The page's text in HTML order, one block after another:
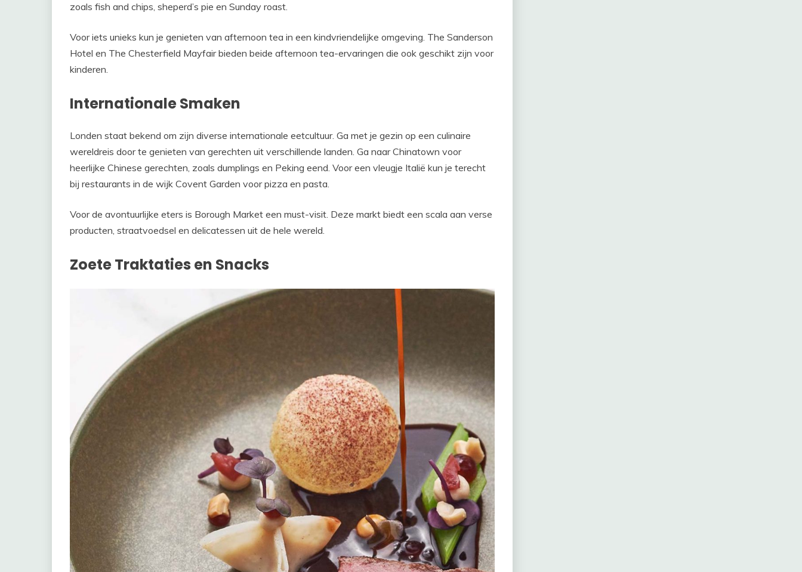
zoals fish and chips, sheperd’s pie en Sunday roast.
Voor iets unieks kun je genieten van afternoon tea in een kindvriendelijke omgeving. The Sanderson
Hotel en The Chesterfield Mayfair bieden beide afternoon tea-ervaringen die ook geschikt zijn voor
kinderen.
Internationale Smaken
Londen staat bekend om zijn diverse internationale eetcultuur. Ga met je gezin op een culinaire
wereldreis door te genieten van gerechten uit verschillende landen. Ga naar Chinatown voor
heerlijke Chinese gerechten, zoals dumplings en Peking eend. Voor een vleugje Italië kun je terecht
bij restaurants in de wijk Covent Garden voor pizza en pasta.
Voor de avontuurlijke eters is Borough Market een must-visit. Deze markt biedt een scala aan verse
producten, straatvoedsel en delicatessen uit de hele wereld.
Zoete Traktaties en Snacks